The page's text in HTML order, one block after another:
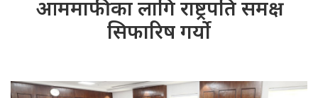
आममाफीका लागि राष्ट्रपति समक्ष
सिफारिष गर्यो